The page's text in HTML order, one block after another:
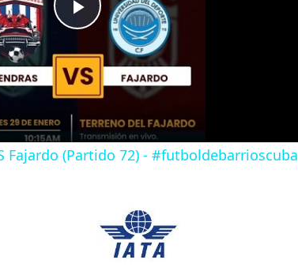
P
l
a
Fajardo (Partido 72) - #futboldebarrioscuba